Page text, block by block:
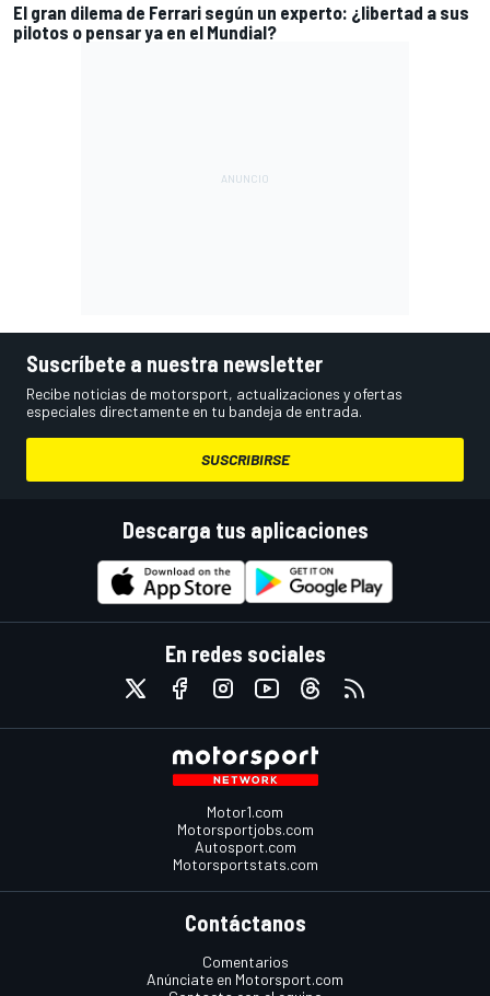
El gran dilema de Ferrari según un experto: ¿libertad a sus
pilotos o pensar ya en el Mundial?
Suscríbete a nuestra newsletter
Recibe noticias de motorsport, actualizaciones y ofertas
especiales directamente en tu bandeja de entrada.
SUSCRIBIRSE
Descarga tus aplicaciones
En redes sociales
Motor1.com
Motorsportjobs.com
Autosport.com
Motorsportstats.com
Contáctanos
Comentarios
Anúnciate en Motorsport.com